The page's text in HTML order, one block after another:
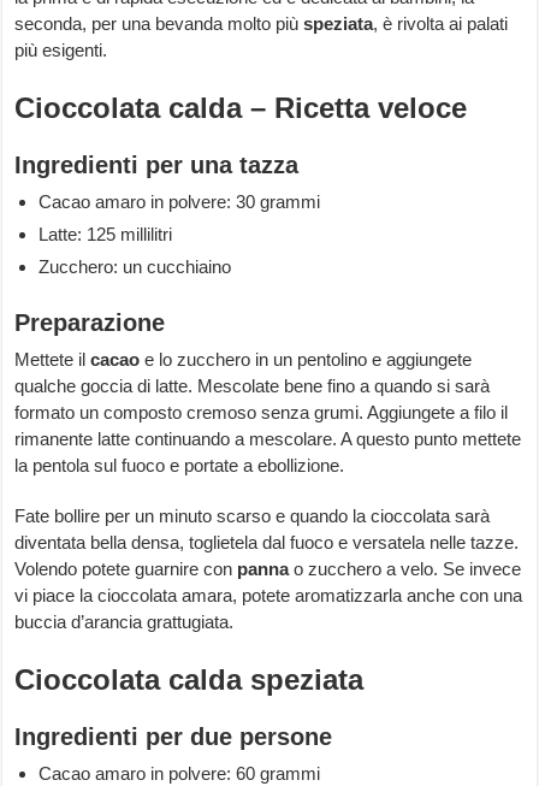
seconda, per una bevanda molto piùspeziata, è rivolta ai palati
più esigenti.
Cioccolata calda – Ricetta veloce
Ingredienti per una tazza
Cacao amaro in polvere: 30 grammi
Latte: 125 millilitri
Zucchero: un cucchiaino
Preparazione
Mettete il cacao e lo zucchero in un pentolino e aggiungete
qualche goccia di latte. Mescolate bene fino a quando si sarà
formato un composto cremoso senza grumi. Aggiungete a filo il
rimanente latte continuando a mescolare. A questo punto mettete
la pentola sul fuoco e portate a ebollizione.
Fate bollire per un minuto scarso e quando la cioccolata sarà
diventata bella densa, toglietela dal fuoco e versatela nelle tazze.
Volendo potete guarnire con pannao zucchero a velo. Se invece
vi piace la cioccolata amara, potete aromatizzarla anche con una
buccia d’arancia grattugiata.
Cioccolata calda speziata
Ingredienti per due persone
Cacao amaro in polvere: 60 grammi